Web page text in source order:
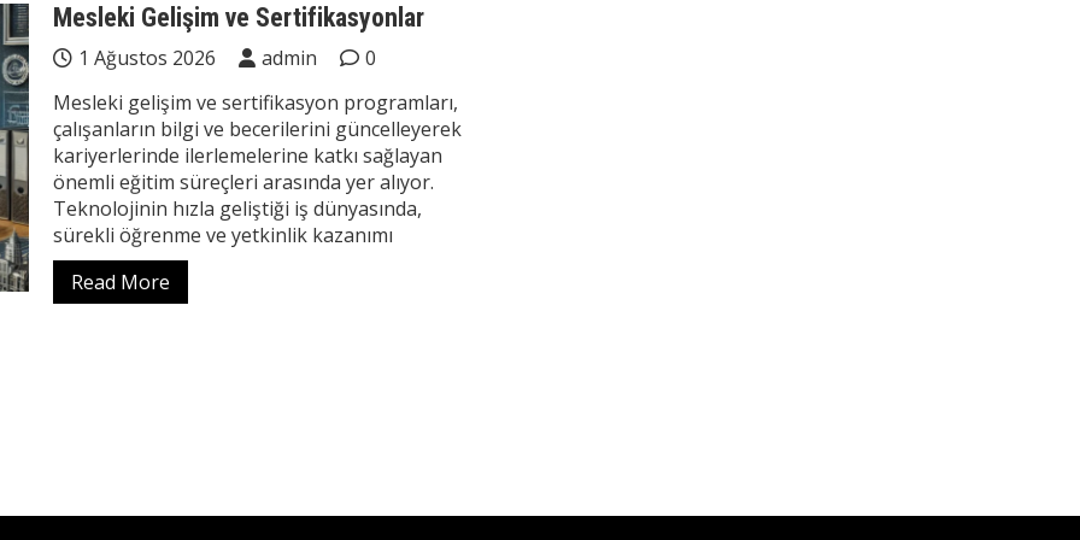
Mesleki Gelişim ve Sertifikasyonlar
1 Ağustos 2026 admin
0
Mesleki gelişim ve sertifikasyon programları,
çalışanların bilgi ve becerilerini güncelleyerek
kariyerlerinde ilerlemelerine katkı sağlayan
önemli eğitim süreçleri arasında yer alıyor.
Teknolojinin hızla geliştiği iş dünyasında,
sürekli öğrenme ve yetkinlik kazanımı
Read More